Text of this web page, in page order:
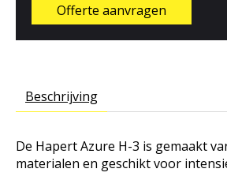
Offerte aanvragen
Beschrijving
De Hapert Azure H-3 is gemaakt
materialen en geschikt voor